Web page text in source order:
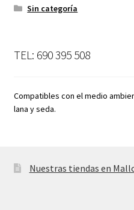
Sin categoría
TEL: 690 395 508
Compatibles con el medio
lana y seda.
Nuestras tiendas en